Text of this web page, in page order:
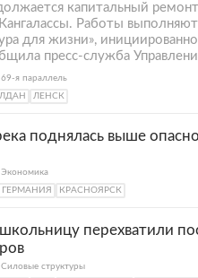
капитальный
Работы
для жизни»,
пресс-служба
69-я параллель
ЛЕНСК
поднялась выше
Экономика
ГЕРМАНИЯ КРАСНОЯРСК
перехватили
Силовые структуры